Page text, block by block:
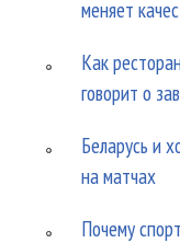
меняет
Как
говорит о
Беларусь и
на матчах
Почему